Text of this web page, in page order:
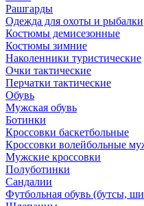
Рашгарды
Одежда для охоты и рыбалки
Костюмы демисезонные
Костюмы зимние
Наколенники туристические
Очки тактические
Перчатки тактические
Обувь
Мужская обувь
Ботинки
Кроссовки баскетбольные
Кроссовки волейбольные
Мужские кроссовки
Полуботинки
Сандалии
Футбольная обувь (бутсы,